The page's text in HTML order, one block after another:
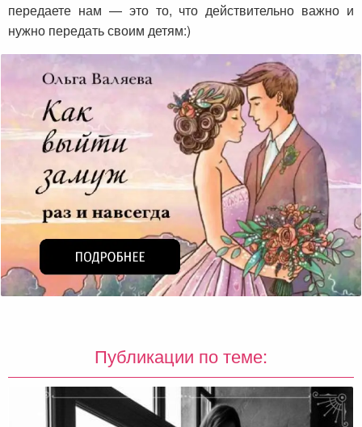
передаете нам — это то, что действительно важно и
нужно передать своим детям:)
Публикации по теме: